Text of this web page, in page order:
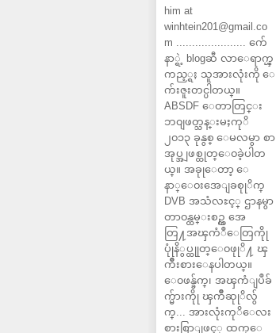
him at
winhtein201@gmail.co
m ...................... က်ေ
နာ္ရဲ့ blogဆီ လာေရာက္ၾ
ကည့္ရႈ သူအားလုံးကို ေ
က်းဇူးတင္ပါတယ္။
ABSDF ေတာတြင္း
ဘ၀ျဖတ္သန္းမႈကုိ
၂၀၁၃ ခုနွစ္ ေမလမွာ စာ
အုပ္အျဖစ္ထုတ္ေ၀ခဲ့ပါတ
ယ္။ အခုုေတာ့ ေ
နာ္ေ၀းအေျခစုုိက္
DVB အသံလႊင့္ ဌာနမွာ
တာ၀န္ထမ္းစဥ္က အေ
တြ႔အၾကံဳေတြကိုု
ပုုံနိွပ္ထုုတ္ေ၀ဖုုိ႔ ၾ
ကိဳးစားေနပါတယ္။
ေ၀ဖန္ခ်က္၊ အၾကံျပဳခ်
က္မ်ားကိုု ၾကိဳဆုုိလ်ွ
က္... အားလုံးကုိေလး
စားစြာျဖင့္ ထက္ေ